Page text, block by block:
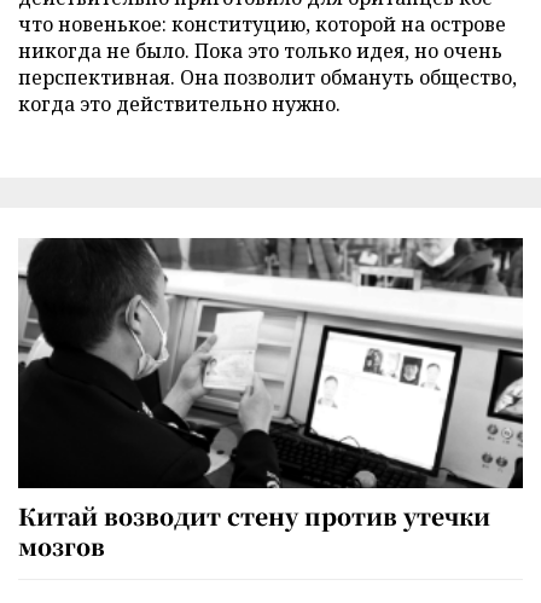
что новенькое: конституцию, которой на острове
никогда не было. Пока это только идея, но очень
перспективная. Она позволит обмануть общество,
когда это действительно нужно.
Китай возводит стену против утечки
мозгов